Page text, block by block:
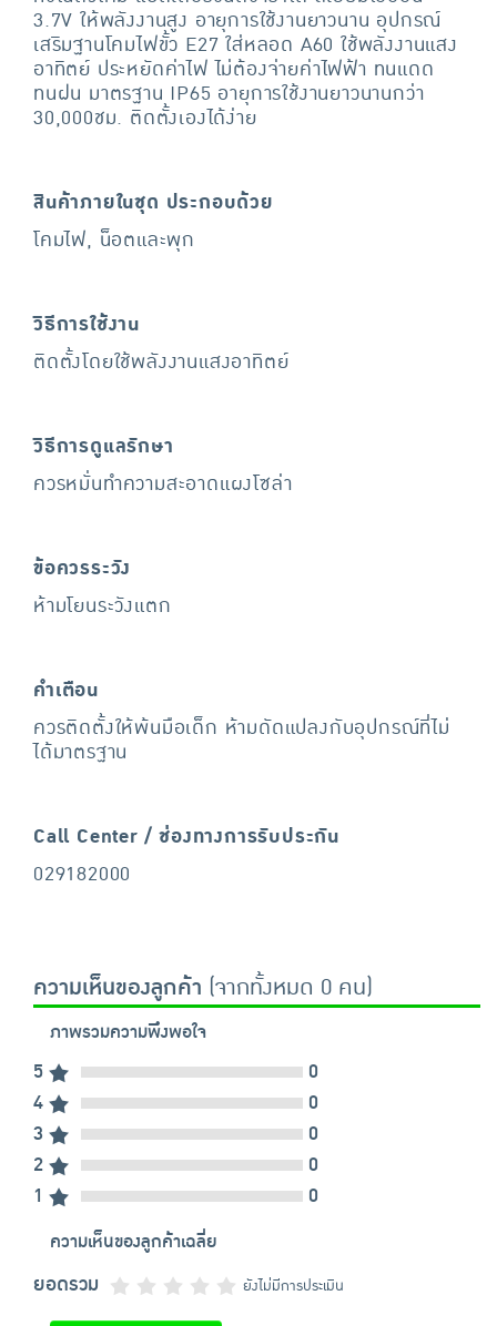
3.7V ให้พลังงานสูง อายุการใช้งานยาวนาน อุปกรณ์
เสริมฐานโคมไฟขั้ว E27 ใส่หลอด A60 ใช้พลังงานแสง
อาทิตย์ ประหยัดค่าไฟ ไม่ต้องจ่ายค่าไฟฟ้า ทนแดด
ทนฝน มาตรฐาน IP65 อายุการใช้งานยาวนานกว่า
30,000ชม. ติดตั้งเองได้ง่าย
สินค้าภายในชุด ประกอบด้วย
โคมไฟ, น็อตและพุก
วิธีการใช้งาน
ติดตั้งโดยใช้พลังงานแสงอาทิตย์
วิธีการดูแลรักษา
ควรหมั่นทำความสะอาดแผงโซล่า
ข้อควรระวัง
ห้ามโยนระวังแตก
คำเตือน
ควรติดตั้งให้พ้นมือเด็ก ห้ามดัดแปลงกับอุปกรณ์ที่ไม่
ได้มาตรฐาน
Call Center / ช่องทางการรับประกัน
029182000
ความเห็นของลูกค้า (จากทั้งหมด 0 คน)
ภาพรวมความพึงพอใจ
5
0
4
0
3
0
2
0
1
0
ความเห็นของลูกค้าเฉลี่ย
ยอดรวม ยังไม่มีการประเมิน